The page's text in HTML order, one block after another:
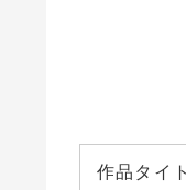
作品タイ